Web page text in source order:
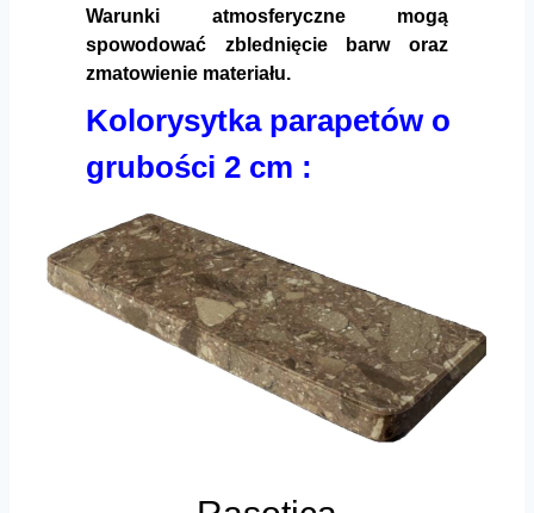
Warunki atmosferyczne mogą
spowodować zblednięcie barw oraz
zmatowienie materiału.
Kolorysytka parapetów o
grubości 2 cm :